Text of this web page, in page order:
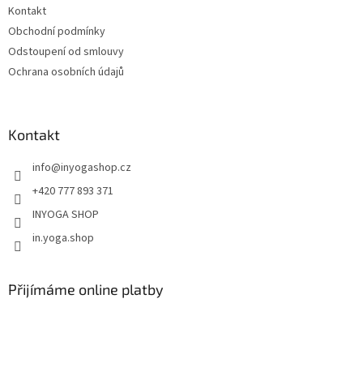
Kontakt
Obchodní podmínky
Odstoupení od smlouvy
Ochrana osobních údajů
Kontakt
info@inyogashop.cz
+420 777 893 371
INYOGA SHOP
in.yoga.shop
Přijímáme online platby